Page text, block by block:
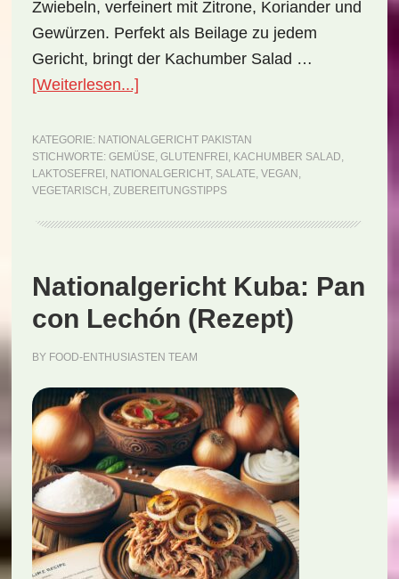
Zwiebeln, verfeinert mit Zitrone, Koriander und
Gewürzen. Perfekt als Beilage zu jedem
Gericht, bringt der Kachumber Salad …
[Weiterlesen...]ÜberNationalgericht
Kachumber
Salad
(Rezept)
KATEGORIE: NATIONALGERICHT PAKISTAN
STICHWORTE: GEMÜSE, GLUTENFREI , KACHUMBER SALAD,
LAKTOSEFREI , NATIONALGERICHT, SALATE, VEGAN ,
VEGETARISCH , ZUBEREITUNGSTIPPS
Nationalgericht Kuba: Pan
con Lechón (Rezept)
BY FOOD-ENTHUSIASTEN TEAM